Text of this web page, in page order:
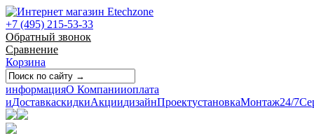
+7 (495) 215-53-33
Обратный звонок
Сравнение
Корзина
информацияО Компанииоплата
иДоставкаскидкиАкциидизайнПроектустановкаМонтаж24/7